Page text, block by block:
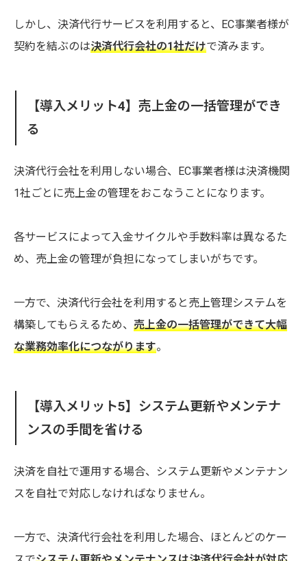
しかし、決済代行サービスを利用すると、EC事業者様が
契約を結ぶのは決済代行会社の1社だけで済みます。
【導入メリット4】売上金の一括管理ができ
る
決済代行会社を利用しない場合、EC事業者様は決済機関
1社ごとに売上金の管理をおこなうことになります。
各サービスによって入金サイクルや手数料率は異なるた
め、売上金の管理が負担になってしまいがちです。
一方で、決済代行会社を利用すると売上管理システムを
構築してもらえるため、 売上金の一括管理ができて大幅
な業務効率化につながります。
【導入メリット5】システム更新やメンテナ
ンスの手間を省ける
決済を自社で運用する場合、システム更新やメンテナン
スを自社で対応しなければなりません。
一方で、決済代行会社を利用した場合、ほとんどのケー